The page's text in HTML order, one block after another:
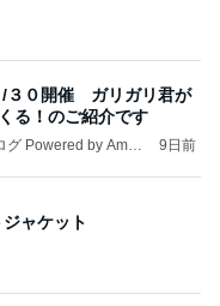
/３０開催 ガリガリ君が
る！のご紹介です
Powered by Ameb
9日前
ャケット